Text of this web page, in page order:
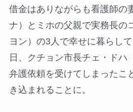
借金はありながらも看護師の
ナ）とミホの父親で実務長の
ヨン）の3人で幸せに暮らし
日、クチョン市長チェ・ドハ
弁護依頼を受けてしまったこ
き込まれることに。